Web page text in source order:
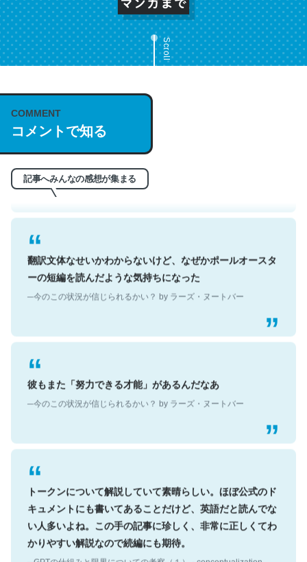
Scroll
COMMENT
コメントで知る
記事へみんなの感想が集まる
これは名文。彼はとてもクレバーなんだろうなと凄く思
う。英語少しでも読める人は原文もお勧め。自分はこの流
れ好き。Let’s Fucking Go. Then Covid hit. Shit.
─今のこの状況が信じられるかい？ by ラーズ・ヌートバー
翻訳文体なせいかわからないけど、なぜかポールオースタ
ーの短編を読んだような気持ちになった
─今のこの状況が信じられるかい？ by ラーズ・ヌートバー
彼もまた「努力できる才能」があるんだなあ
─今のこの状況が信じられるかい？ by ラーズ・ヌートバー
トークンについて解説していて素晴らしい。ほぼ公式のド
キュメントにも書いてあることだけど、英語だと読んでな
い人多いよね。この手の記事に珍しく、非常に正しくてわ
かりやすい解説なので続編にも期待。
─GPTの仕組みと限界についての考察（１） - conceptualization